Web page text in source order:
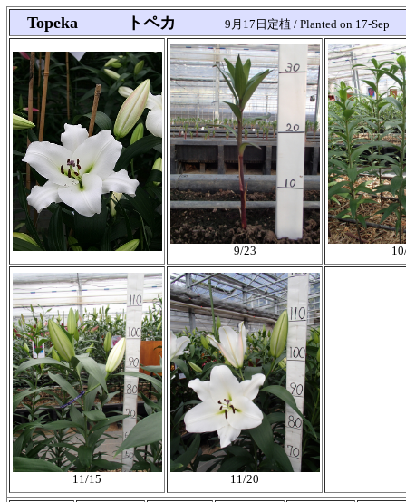
Topeka トペカ 9月17日定植 / Planted on 17-Sep
9/23
11/15 11/20